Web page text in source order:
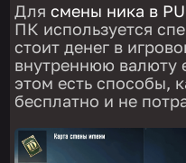
Длясмены ника в
ПК используется
стоит денег в
внутреннюю валюту
этом есть способы,
бесплатно и не